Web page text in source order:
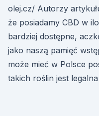
olej.cz/ Autorzy
że posiadamy CBD w
bardziej dostępne,
jako naszą pamięć
może mieć w Polsce
takich roślin jest